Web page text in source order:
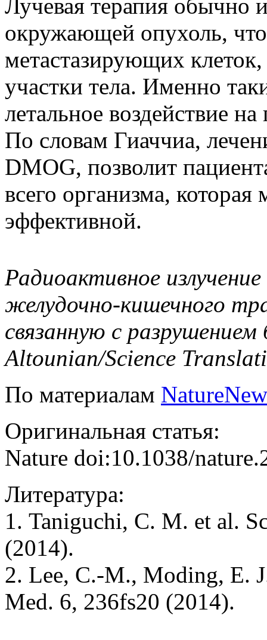
Лучевая терапия обычно
окружающей опухоль,
метастазирующих
участки тела. Именно
летальное воздействие
По словам Гиаччиа,
DMOG, позволит
всего организма, которая
эффективной.
Радиоактивное
желудочно-кишечного
связанную с
Altounian/Science
По материалам
Оригинальная статья:
Nature doi:10.1038/
Литература:
1. Taniguchi, C. M. et al.
(2014).
2. Lee, C.-M., Moding, E.
Med. 6, 236fs20 (2014).